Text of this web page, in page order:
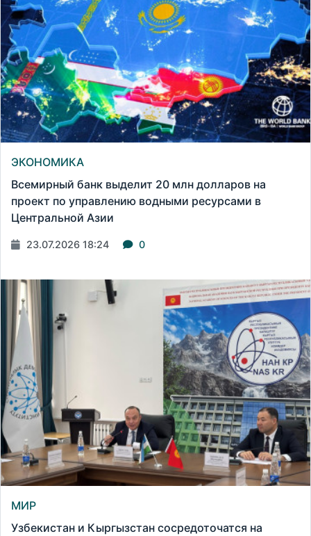
ЭКОНОМИКА
Всемирный банк выделит 20 млн долларов на
проект по управлению водными ресурсами в
Центральной Азии
23.07.2026 18:24 0
МИР
Узбекистан и Кыргызстан сосредоточатся на